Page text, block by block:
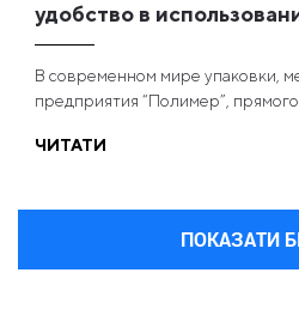
удобство в
В современном мире упаковки,
предприятия “Полимер”, прямого
ЧИТАТИ
ПОКАЗАТИ